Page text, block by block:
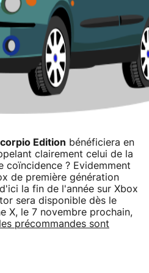
Edition bénéficiera en
clairement celui de la
coïncidence ? Evidemment
de première génération
la fin de l'année sur Xbox
sera disponible dès le
X, le 7 novembre prochain,
les précommandes sont